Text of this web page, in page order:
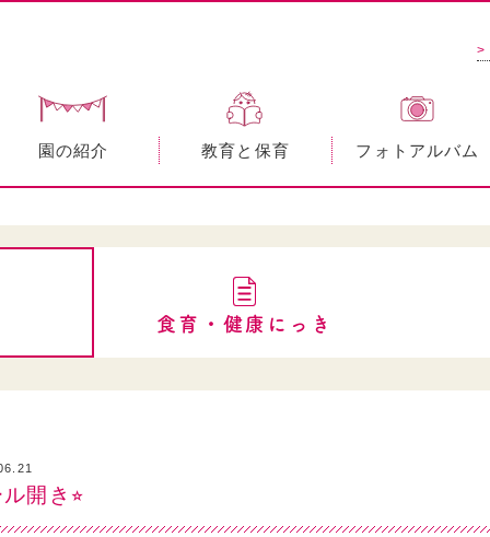
>
園の紹介 教育と保育 フォトアルバム
食育・健康にっき
開き⭐︎